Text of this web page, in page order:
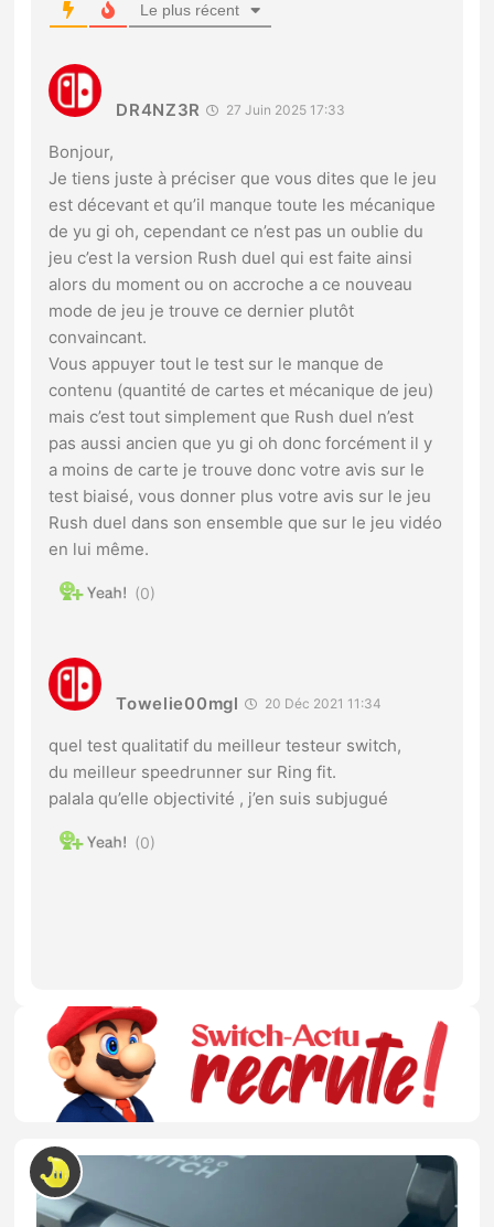
Le plus récent
DR4NZ3R 27 Juin 2025 17:33
Bonjour,
Je tiens juste à préciser que vous dites que le jeu
est décevant et qu’il manque toute les mécanique
de yu gi oh, cependant ce n’est pas un oublie du
jeu c’est la version Rush duel qui est faite ainsi
alors du moment ou on accroche a ce nouveau
mode de jeu je trouve ce dernier plutôt
convaincant.
Vous appuyer tout le test sur le manque de
contenu (quantité de cartes et mécanique de jeu)
mais c’est tout simplement que Rush duel n’est
pas aussi ancien que yu gi oh donc forcément il y
a moins de carte je trouve donc votre avis sur le
test biaisé, vous donner plus votre avis sur le jeu
Rush duel dans son ensemble que sur le jeu vidéo
en lui même.
0
Towelie00mgl 20 Déc 2021 11:34
quel test qualitatif du meilleur testeur switch,
du meilleur speedrunner sur Ring fit.
palala qu’elle objectivité , j’en suis subjugué
0